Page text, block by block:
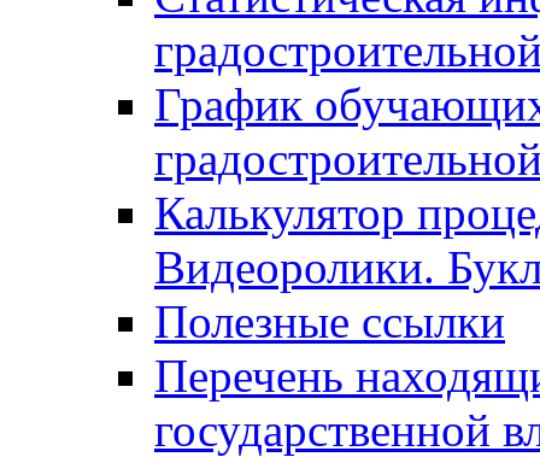
График
Калькулятор
Видеоролики.
Полезные ссылки
Перечень
государственной